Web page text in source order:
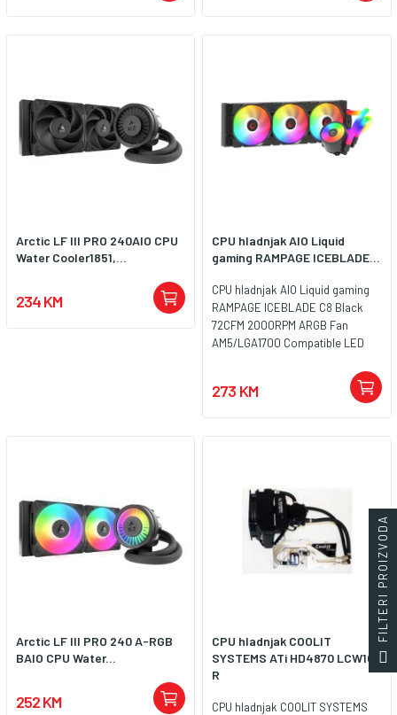
Arctic LF III PRO 240AIO CPU
Water Cooler1851,...
234 KM
CPU hladnjak AIO Liquid
gaming RAMPAGE ICEBLADE...
CPU hladnjak AIO Liquid gaming
RAMPAGE ICEBLADE C8 Black
72CFM 2000RPM ARGB Fan
AM5/LGA1700 Compatible LED
273 KM
Arctic LF III PRO 240 A-RGB
BAIO CPU Water...
252 KM
CPU hladnjak COOLIT
SYSTEMS ATi HD4870 LCW1G-
R
CPU hladnjak COOLIT SYSTEMS
FILTERI PROIZVODA